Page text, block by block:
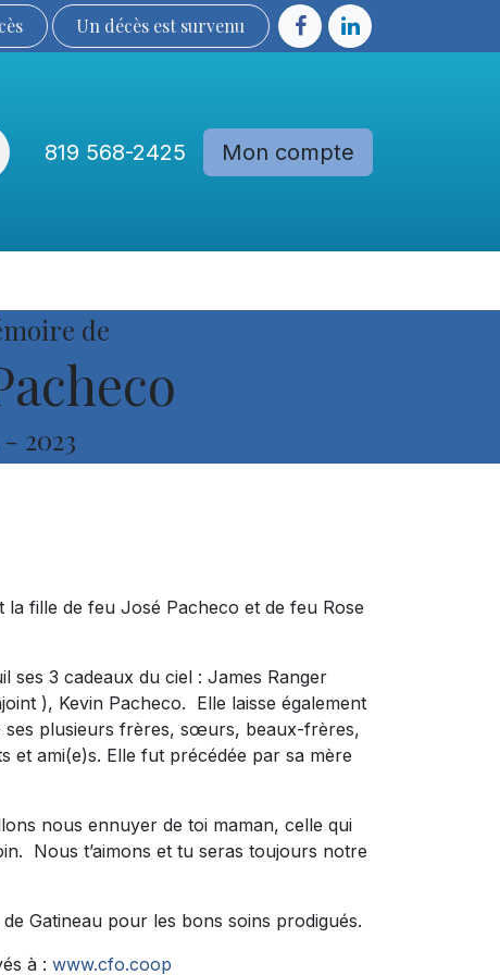
Un décès est sur​​​​​​​​ve​nu​​​​​​​​​​
819 568-2425 Mon compte
de
- 2023
la fille de feu José Pacheco et de feu Rose
ses 3 cadeaux du ciel : James Ranger
), Kevin Pacheco. Elle laisse également
ses plusieurs frères, sœurs, beaux-frères,
ami(e)s. Elle fut précédée par sa mère
nous ennuyer de toi maman, celle qui
Nous t’aimons et tu seras toujours notre
Gatineau pour les bons soins prodigués.
à : www.cfo.coop